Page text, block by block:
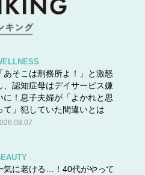
よく使います。
らかい言い方になり、家族や
えます。
「あそこは刑務所よ！」と激怒
、認知症母はデイサービス嫌
に！息子夫婦が「よかれと思
て」犯していた間違いとは
気に老ける…！40代がやって